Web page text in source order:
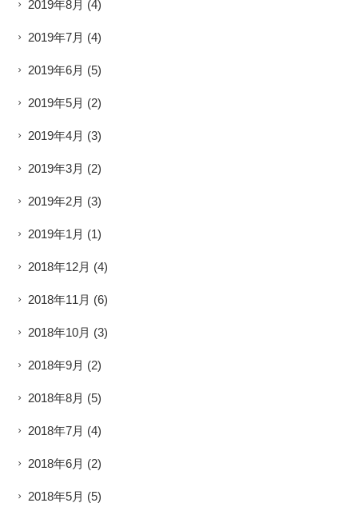
2019年8月 (4)
2019年7月 (4)
2019年6月 (5)
2019年5月 (2)
2019年4月 (3)
2019年3月 (2)
2019年2月 (3)
2019年1月 (1)
2018年12月 (4)
2018年11月 (6)
2018年10月 (3)
2018年9月 (2)
2018年8月 (5)
2018年7月 (4)
2018年6月 (2)
2018年5月 (5)